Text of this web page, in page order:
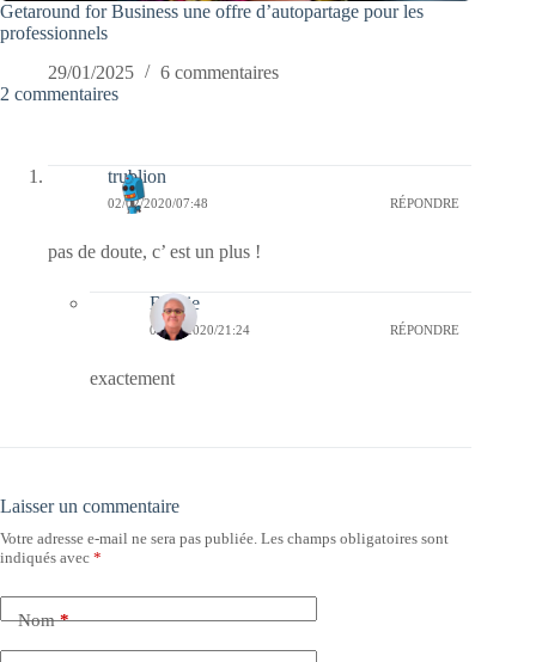
Getaround for Business une offre d’autopartage pour les
professionnels
29/01/2025
6 commentaires
2 commentaires
trublion
02/02/2020/07:48 RÉPONDRE
pas de doute, c’ est un plus !
Bernie
03/02/2020/21:24 RÉPONDRE
exactement
Laisser un commentaire
Votre adresse e-mail ne sera pas publiée. Les champs obligatoires sont
indiqués avec *
Nom*